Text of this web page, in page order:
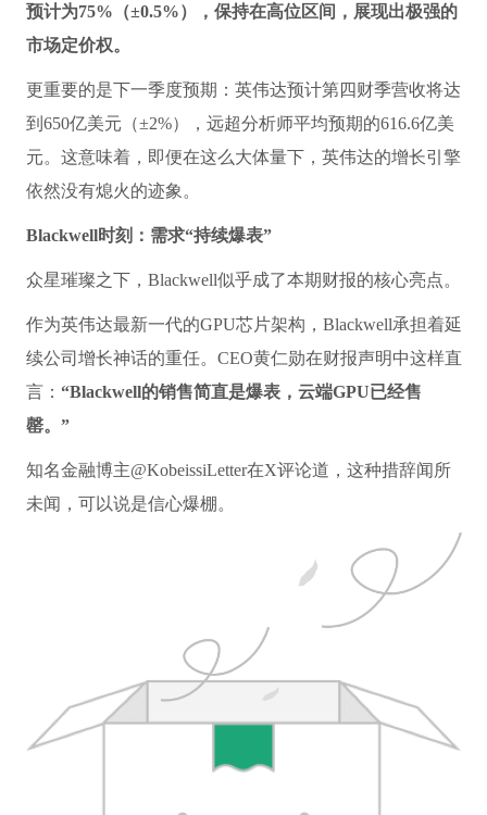
预计为75%（±0.5%），保持在高位区间，展现出极强的
市场定价权。
更重要的是下一季度预期：英伟达预计第四财季营收将达
到650亿美元（±2%），远超分析师平均预期的616.6亿美
元。这意味着，即便在这么大体量下，英伟达的增长引擎
依然没有熄火的迹象。
Blackwell时刻：需求“持续爆表”
众星璀璨之下，Blackwell似乎成了本期财报的核心亮点。
作为英伟达最新一代的GPU芯片架构，Blackwell承担着延
续公司增长神话的重任。CEO黄仁勋在财报声明中这样直
言： “Blackwell的销售简直是爆表，云端GPU已经售
罄。”
知名金融博主@KobeissiLetter在X评论道，这种措辞闻所
未闻，可以说是信心爆棚。